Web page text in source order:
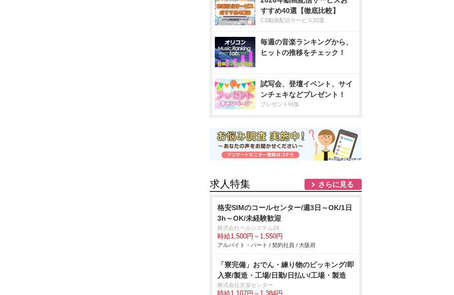
すすめ40選【徹底比較】
CS動画配信サービス20選
毎週の音楽ランキングから、
ヒットの推移をチェック！
試写会、登壇イベント、サイ
ンチェキなどプレゼント！
プレゼント特集
求人特集 さらに見る
格安SIMのコールセンター/週3日～OK/1日
3h～OK/未経験歓迎
株式会社ベルシステム24
時給1,500円～1,550円
アルバイト・パート / 契約社員 / 大阪府
「寮完備」おでん・練り物のピッキング/即
入寮/製造・工場/日勤/日払い/工場・製造
株式会社京栄センター
時給1,107円～1,384円